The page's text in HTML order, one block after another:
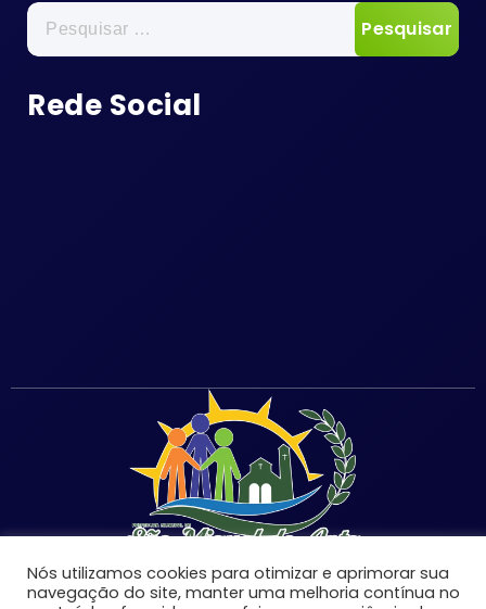
Pesquisar
por:
Rede Social
Nós utilizamos cookies para otimizar e aprimorar sua
navegação do site, manter uma melhoria contínua no